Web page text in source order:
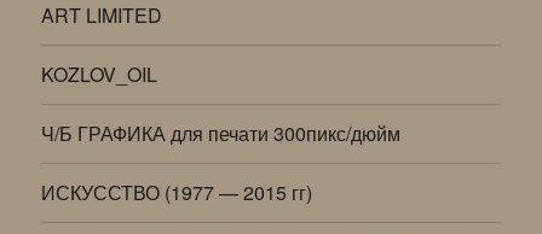
ART LIMITED
KOZLOV_OIL
Ч/Б ГРАФИКА для печати 300пикс/дюйм
ИСКУССТВО (1977 — 2015 гг)